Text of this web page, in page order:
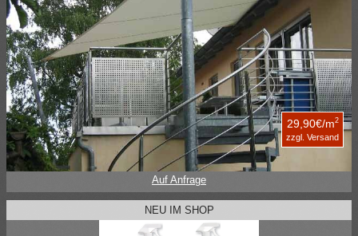
29,90€/m2
zzgl. Versand
Auf Anfrage
NEU IM SHOP